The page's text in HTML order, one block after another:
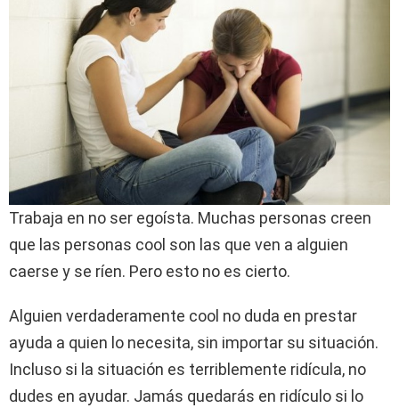
Trabaja en no ser egoísta. Muchas personas creen
que las personas cool son las que ven a alguien
caerse y se ríen. Pero esto no es cierto.
Alguien verdaderamente cool no duda en prestar
ayuda a quien lo necesita, sin importar su situación.
Incluso si la situación es terriblemente ridícula, no
dudes en ayudar. Jamás quedarás en ridículo si lo